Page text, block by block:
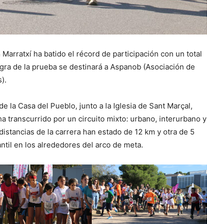
ha batido el récord de participación con un total
de la prueba se destinará a Aspanob (Asociación de
la Casa del Pueblo, junto a la Iglesia de Sant Marçal,
transcurrido por un circuito mixto: urbano, interurbano y
de la carrera han estado de 12 km y otra de 5
en los alrededores del arco de meta.